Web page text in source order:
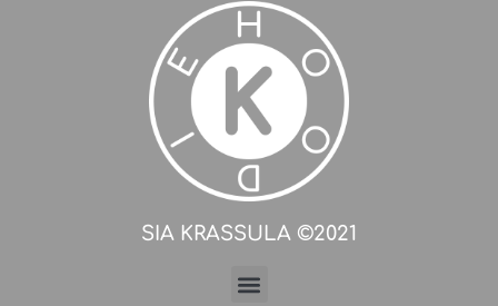
SIA KRASSULA ©2021